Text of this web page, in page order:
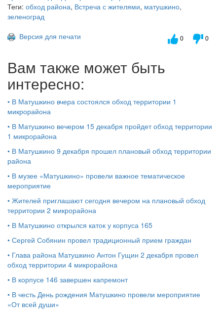
Теги: обход района, Встреча с жителями, матушкино,
зеленоград
Версия для печати
0 0
Вам также может быть
интересно:
• В Матушкино вчера состоялся обход территории 1
микрорайона
• В Матушкино вечером 15 декабря пройдет обход территории
1 микрорайона
• В Матушкино 9 декабря прошел плановый обход территории
района
• В музее «Матушкино» провели важное тематическое
мероприятие
• Жителей приглашают сегодня вечером на плановый обход
территории 2 микрорайона
• В Матушкино открылся каток у корпуса 165
• Сергей Собянин провел традиционный прием граждан
• Глава района Матушкино Антон Гущин 2 декабря провел
обход территории 4 микрорайона
• В корпусе 146 завершен капремонт
• В честь День рождения Матушкино провели мероприятие
«От всей души»